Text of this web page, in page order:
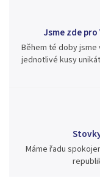
Jsme zde
Během té doby jsme
jednotlivé kusy
Máme řadu